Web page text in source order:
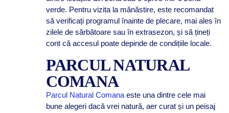
verde. Pentru vizita la mănăstire, este recomandat
să verificați programul înainte de plecare, mai ales în
zilele de sărbătoare sau în extrasezon, și să țineți
cont că accesul poate depinde de condițiile locale.
PARCUL NATURAL
COMANA
Parcul Natural Comanaeste una dintre cele mai
bune alegeri dacă vrei natură, aer curat și un peisaj